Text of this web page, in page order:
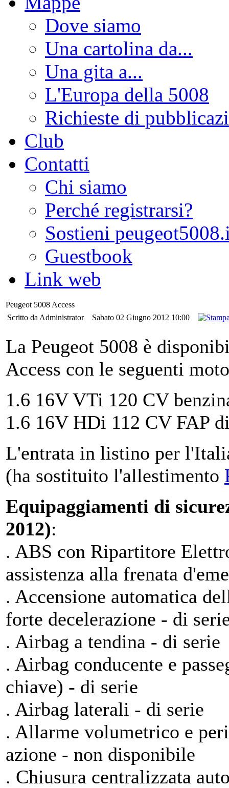
Dove siamo
Una cartolina da...
Una gita a...
L'Europa della 5008
Richieste di
Club
Contatti
Chi siamo
Perché registrarsi?
Sostieni
Guestbook
Link web
Peugeot 5008 Access
Scritto da Administrator
Sabato 02 Giugno 2012 10:00
La Peugeot 5008 è
Access con le seguenti
1.6 16V VTi 120 CV
1.6 16V HDi 112 CV FAP
L'entrata in listino per
(ha sostituito l'allestimento
Equipaggiamenti di
2012):
. ABS con Ripartitore
assistenza alla frenata
. Accensione automatica
forte decelerazione - di
. Airbag a tendina - di serie
. Airbag conducente e
chiave) - di serie
. Airbag laterali - di serie
. Allarme volumetrico e
azione - non disponibile
. Chiusura centralizzata